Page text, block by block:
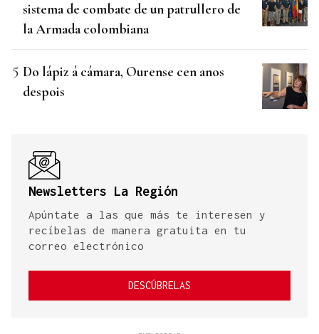
sistema de combate de un patrullero de
la Armada colombiana
Do lápiz á cámara, Ourense cen anos
despois
Newsletters La Región
Apúntate a las que más te interesen y
recíbelas de manera gratuita en tu
correo electrónico
DESCÚBRELAS